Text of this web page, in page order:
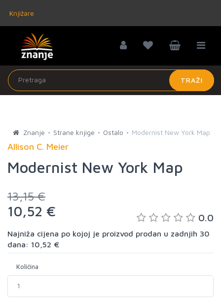
Knjižare
TRAŽI
Znanje Strane knjige Ostalo Modernist New York Map
Allison C. Meier
Modernist New York Map
13,15 €
10,52 € 0.0
Najniža cijena po kojoj je proizvod prodan u zadnjih 30
dana: 10,52 €
Količina